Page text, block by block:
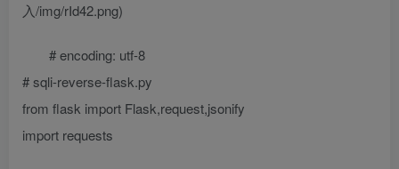
入/img/rId42.png)
# encoding: utf-8
# sqli-reverse-flask.py
from flask import Flask,request,jsonify
import requests